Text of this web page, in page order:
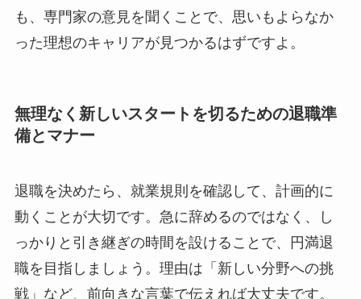
も、専門家の意見を聞くことで、思いもよらなか
った理想のキャリアが見つかるはずですよ。
無理なく新しいスタートを切るための退職準
備とマナー
退職を決めたら、就業規則を確認して、計画的に
動くことが大切です。急に辞めるのではなく、し
っかりと引き継ぎの時間を設けることで、円満退
職を目指しましょう。理由は「新しい分野への挑
戦」など、前向きな言葉で伝えれば大丈夫です。